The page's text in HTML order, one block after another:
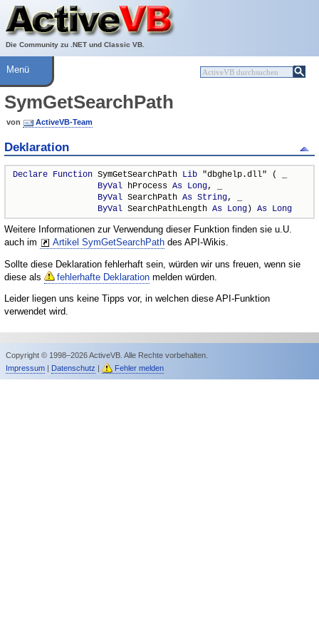
Die Community zu .NET und Classic VB.
Über ActiveVB
Hilfe
Menü
SymGetSearchPath
von ActiveVB-Team
Deklaration
Declare Function SymGetSearchPath Lib "dbghelp.dll" ( _
ByVal hProcess As Long, _
ByVal SearchPath As String, _
ByVal SearchPathLength As Long) As Long
Weitere Informationen zur Verwendung dieser Funktion finden sie u.U.
auch im
Artikel SymGetSearchPath des API-Wikis.
Sollte diese Deklaration fehlerhaft sein, würden wir uns freuen, wenn sie
diese als
fehlerhafte Deklaration melden würden.
Leider liegen uns keine Tipps vor, in welchen diese API-Funktion
verwendet wird.
Copyright © 1998–2026 ActiveVB. Alle Rechte vorbehalten.
Impressum| Datenschutz | Fehler melden